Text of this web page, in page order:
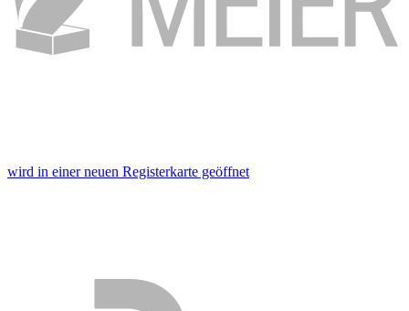
wird in einer neuen Registerkarte geöffnet